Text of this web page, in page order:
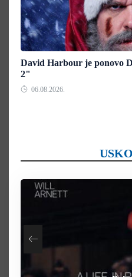
David Harbour je ponovo
2"
06.08.2026.